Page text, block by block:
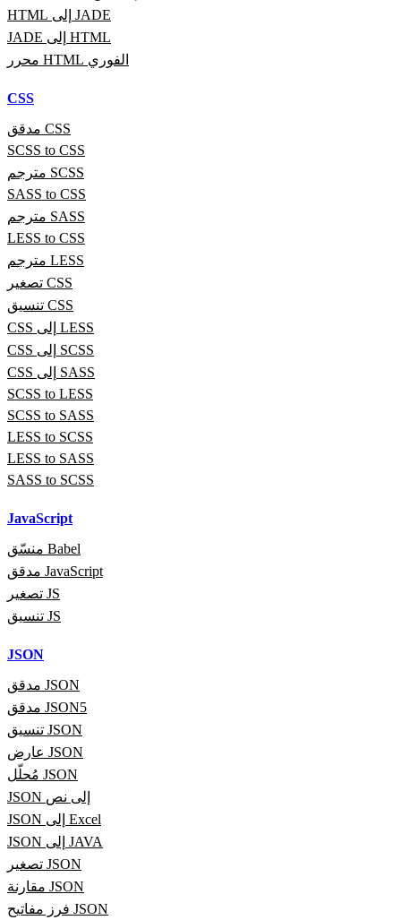
HTML إلى JADE
JADE إلى HTML
محرر HTML الفوري
CSS
مدقق CSS
SCSS to CSS
مترجم SCSS
SASS to CSS
مترجم SASS
LESS to CSS
مترجم LESS
تصغير CSS
تنسيق CSS
CSS إلى LESS
CSS إلى SCSS
CSS إلى SASS
SCSS to LESS
SCSS to SASS
LESS to SCSS
LESS to SASS
SASS to SCSS
JavaScript
منسّق Babel
مدقق JavaScript
تصغير JS
تنسيق JS
JSON
مدقق JSON
مدقق JSON5
تنسيق JSON
عارض JSON
مُحلّل JSON
JSON إلى نص
JSON إلى Excel
JSON إلى JAVA
تصغير JSON
مقارنة JSON
فرز مفاتيح JSON